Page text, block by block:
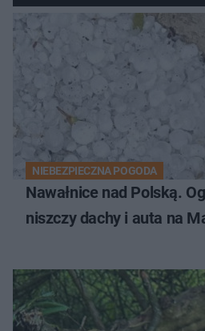
NIEBEZPIECZNA POGODA
Nawałnice nad Polską.
niszczy dachy i auta na